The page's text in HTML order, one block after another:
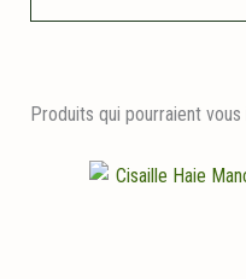
Produits qui pourraient